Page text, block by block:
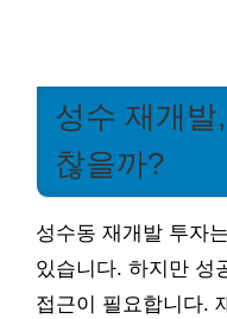
성수 재개발
찮을까?
성수동 재개발 투자
있습니다. 하지만 성
접근이 필요합니다.